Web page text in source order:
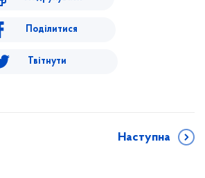
Поділитися
Твітнути
Наступна